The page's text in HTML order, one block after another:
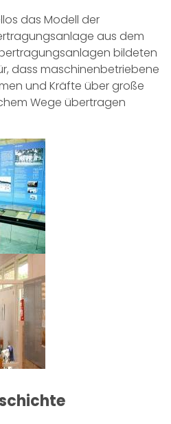
das Modell der
aus dem
bildeten
dass maschinenbetriebene
und Kräfte über große
Wege übertragen